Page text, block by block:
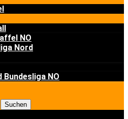
NO
Nord
Bundesliga NO
Suchen